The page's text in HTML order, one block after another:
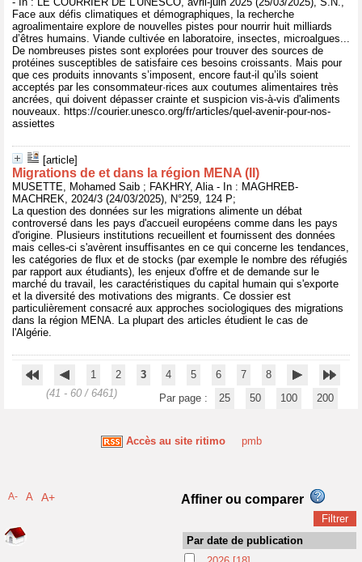
Face aux défis climatiques et démographiques, la recherche
agroalimentaire explore de nouvelles pistes pour nourrir huit milliards
d’êtres humains. Viande cultivée en laboratoire, insectes, microalgues...
De nombreuses pistes sont explorées pour trouver des sources de
protéines susceptibles de satisfaire ces besoins croissants. Mais pour
que ces produits innovants s’imposent, encore faut-il qu’ils soient
acceptés par les consommateur·rices aux coutumes alimentaires très
ancrées, qui doivent dépasser crainte et suspicion vis-à-vis d'aliments
nouveaux. https://courier.unesco.org/fr/articles/quel-avenir-pour-nos-
assiettes
[article]
Migrations de et dans la région MENA (II)
MUSETTE, Mohamed Saib ; FAKHRY, Alia - In : MAGHREB-
MACHREK, 2024/3 (24/03/2025), N°259, 124 P;
La question des données sur les migrations alimente un débat
controversé dans les pays d'accueil européens comme dans les pays
d'origine. Plusieurs institutions recueillent et fournissent des données
mais celles-ci s'avèrent insuffisantes en ce qui concerne les tendances,
les catégories de flux et de stocks (par exemple le nombre des réfugiés
par rapport aux étudiants), les enjeux d'offre et de demande sur le
marché du travail, les caractéristiques du capital humain qui s'exporte
et la diversité des motivations des migrants. Ce dossier est
particulièrement consacré aux approches sociologiques des migrations
dans la région MENA. La plupart des articles étudient le cas de
l'Algérie.
1 2 3 4 5 6 7
8
(41 - 60 / 6461)
Par page : 25 50 100 200
Accès au site ritimo pmb
A- A A+ Affiner ou comparer
Par date de publication